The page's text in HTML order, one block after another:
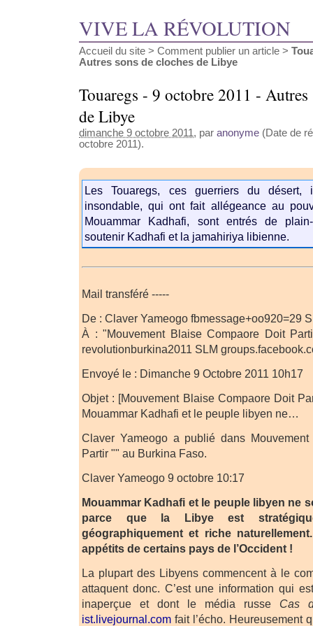
VIVE LA RÉVOLUTION
Accueil du site > Comment publier un article >
Autres sons de cloches de Libye
Touaregs - 9 octobre 2011 - Autres
de Libye
dimanche 9 octobre 2011 , par anonyme (Date de
octobre 2011).
Les Touaregs, ces guerriers du
insondable, qui ont fait allégeance au
Mouammar Kadhafi, sont entrés de
soutenir Kadhafi et la jamahiriya libienne.
Mail transféré -----
De : Claver Yameogo fbmessage+oo920=29
À : "Mouvement Blaise Compaore Doit
revolutionburkina2011 SLM
Envoyé le : Dimanche 9 Octobre 2011 10h17
Objet : [Mouvement Blaise Compaore Doit
Mouammar Kadhafi et le peuple libyen ne…
Claver Yameogo a publié dans
Partir "" au Burkina Faso.
Claver Yameogo 9 octobre 10:17
Mouammar Kadhafi et le peuple libyen ne
parce que la Libye est
géographiquement et riche
appétits de certains pays de l’Occident !
La plupart des Libyens commencent à le
attaquent donc. C’est une information qui
inaperçue et dont le média russe Cas
ist.livejournal.com fait l’écho. Heureusement